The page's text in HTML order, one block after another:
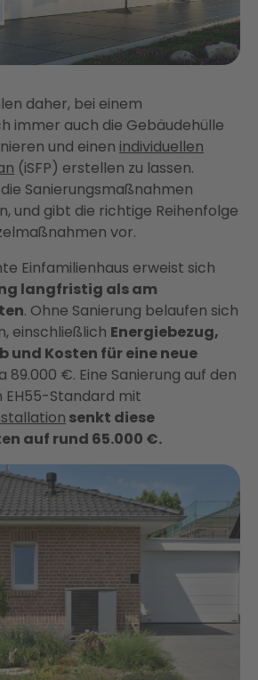
daher, bei einem
immer auch die Gebäudehülle
und einen individuellen
(iSFP) erstellen zu lassen.
Sanierungsmaßnahmen
und gibt die richtige Reihenfolge
vor.
Einfamilienhaus erweist sich
langfristig als am
. Ohne Sanierung belaufen sich
einschließlich Energiebezug,
und Kosten für eine neue
89.000 €. Eine Sanierung auf den
Standard mit
senkt diese
auf rund 65.000 €.